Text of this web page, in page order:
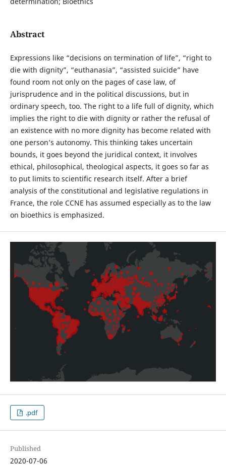
Abstract
Expressions like “decisions on termination of life”, “right to
die with dignity”, “euthanasia”, “assisted suicide” have
found room not only on the pages of case law, of
jurisprudence and in the political discussions, but in
ordinary speech, too. The right to a life full of dignity, which
implies the right to die with dignity or rather the refusal of
an existence with no more dignity has become related with
one person’s autonomy. This thinking takes uncertain
bounds, it goes beyond the juridical context, it involves
ethical, philosophical, theological aspects, it goes so far as
to put limits to scientific research itself. After a brief
analysis of the constitutional and legislative regulations in
France, the role CCNE has assumed especially as to the law
on bioethics is emphasized.
.pdf
Published
2020-07-06